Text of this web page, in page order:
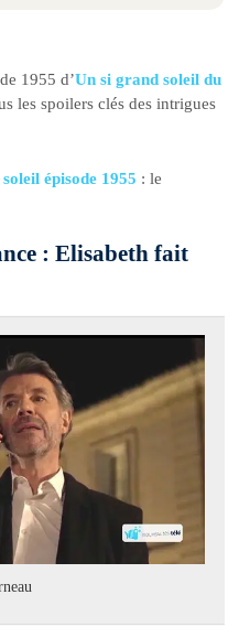
1955 d’Un si grand soleil du
les spoilers clés des intrigues
épisode 1955 : le
: Elisabeth fait